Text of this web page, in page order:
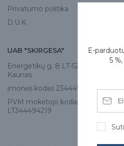
Privatumo politika
D.U.K.
UAB "SKIRGESA"
Energetikų g. 8 LT-52461,
Kaunas
Įmonės kodas 234449420
PVM mokėtojo kodas
LT344494219
E-
5